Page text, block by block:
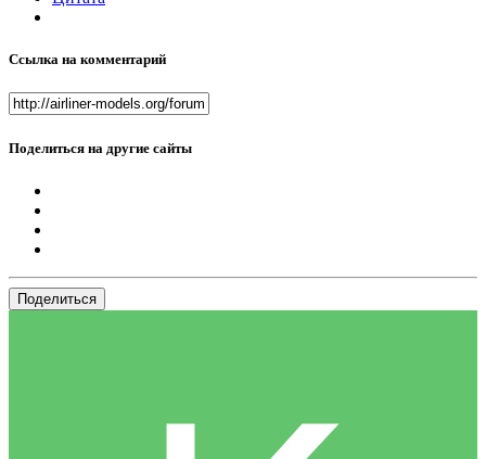
Ссылка на комментарий
Поделиться на другие сайты
Поделиться